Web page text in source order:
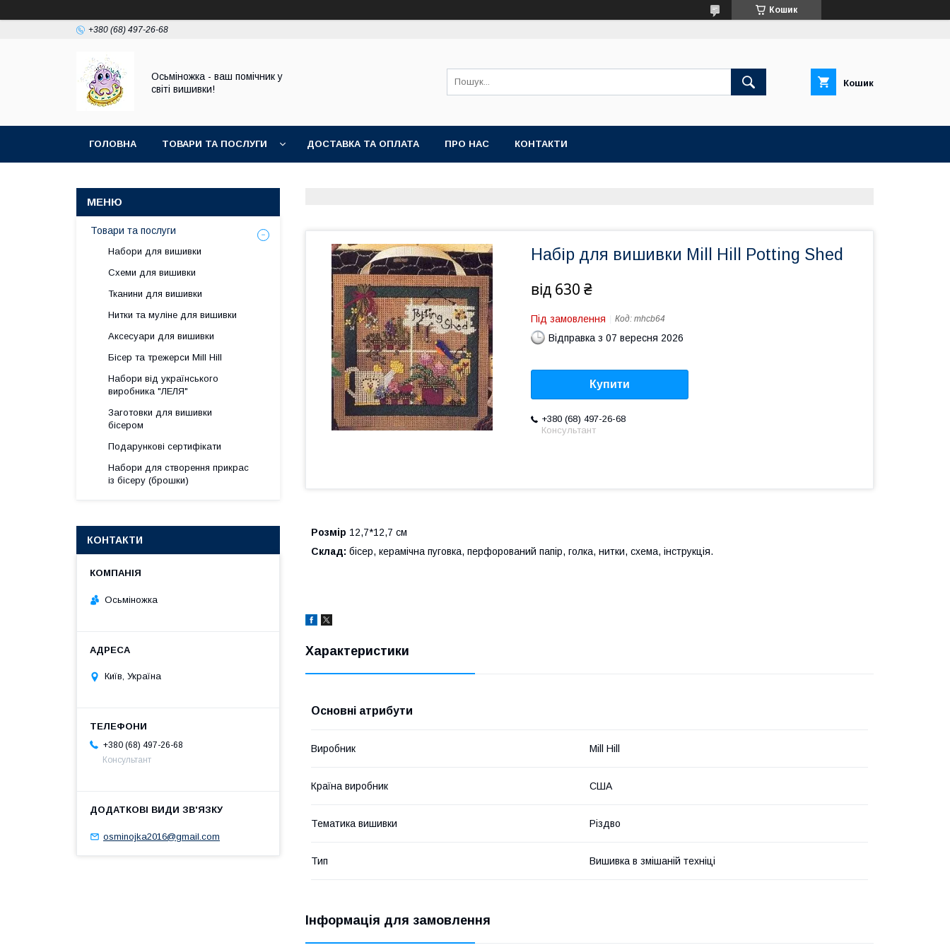
Кошик
+380 (68) 497-26-68
Осьміножка - ваш помічник у
світі вишивки!
Кошик
ГОЛОВНА ТОВАРИ ТА ПОСЛУГИ ДОСТАВКА ТА ОПЛАТА ПРО НАС КОНТАКТИ
Набір для вишивки Mill Hill Potting Shed
від 630 ₴
Під замовлення Код: mhcb64
Відправка з 07 вересня 2026
Купити
+380 (68) 497-26-68
Консультант
Розмір 12,7*12,7 см
Склад: бісер, керамічна пуговка, перфорований папір, голка, нитки, схема, інструкція.
Характеристики
Основні атрибути
Виробник Mill Hill
Країна виробник США
Тематика вишивки Різдво
Тип Вишивка в змішаній техніці
Інформація для замовлення
Товари та послуги
Набори для вишивки
Схеми для вишивки
Тканини для вишивки
Нитки та муліне для вишивки
Аксесуари для вишивки
Бісер та трежерси Mill Hill
Набори від українського
виробника "ЛЕЛЯ"
Заготовки для вишивки
бісером
Подарункові сертифікати
Набори для створення прикрас
із бісеру (брошки)
КОНТАКТИ
Осьміножка
Київ, Україна
+380 (68) 497-26-68
Консультант
osminojka2016@gmail.com